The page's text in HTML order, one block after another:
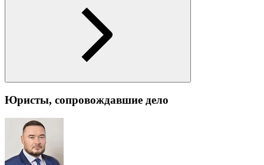
Юристы, сопровождавшие дело